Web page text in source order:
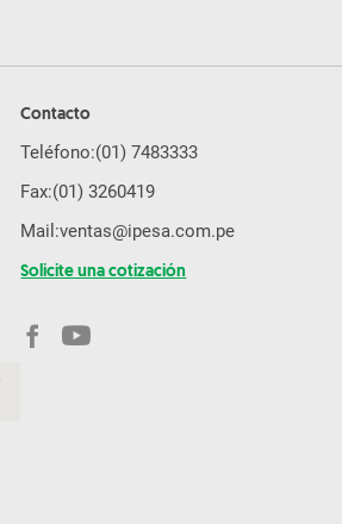
Contacto
Teléfono:(01) 7483333
Fax:(01) 3260419
Mail:ventas@ipesa.com.pe
Solicite una cotización